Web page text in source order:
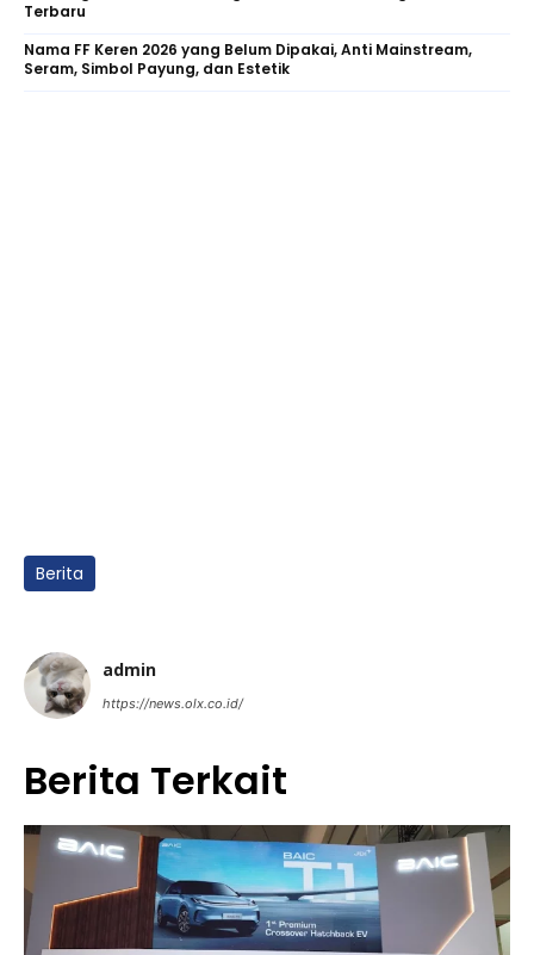
Terbaru
Nama FF Keren 2026 yang Belum Dipakai, Anti Mainstream,
Seram, Simbol Payung, dan Estetik
Berita
admin
https://news.olx.co.id/
Berita Terkait